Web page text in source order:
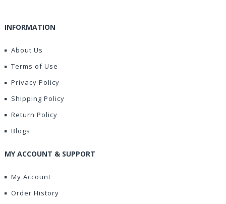
INFORMATION
About Us
Terms of Use
Privacy Policy
Shipping Policy
Return Policy
Blogs
MY ACCOUNT & SUPPORT
My Account
Order History